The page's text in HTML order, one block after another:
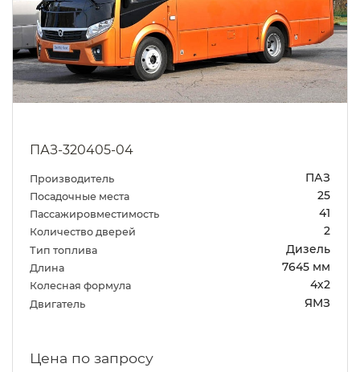
ПАЗ-320405-04
Производитель ПАЗ
Посадочные места 25
Пассажировместимость 41
Количество дверей 2
Тип топлива Дизель
Длина 7645 мм
Колесная формула 4х2
Двигатель ЯМЗ
Цена по запросу